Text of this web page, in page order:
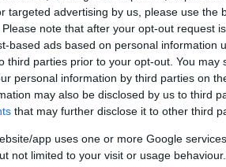
targeted advertising by us, please use the
note that after your opt-out request
based ads based on personal information
third parties prior to your opt-out. You may
personal information by third parties on
may also be disclosed by us to third
that may further disclose it to other third
app uses one or more Google
not limited to your visit or usage
vara en programpunkt
så mycket annat